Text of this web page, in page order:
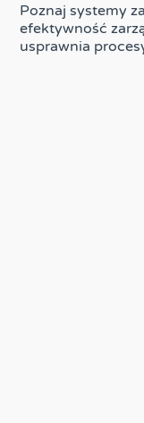
Poznaj systemy
efektywność
usprawnia